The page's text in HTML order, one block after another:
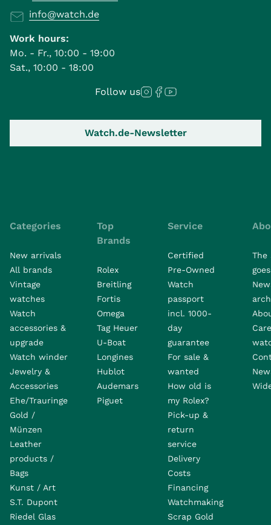
info@watch.de
Work hours:
Mo. - Fr., 10:00 - 19:00
Sat., 10:00 - 18:00
Follow us
Watch.de-Newsletter
Categories
New arrivals
All brands
Vintage
watches
Watch
accessories &
upgrade
Watch winder
Jewelry &
Accessories
Ehe/Trauringe
Gold /
Münzen
Leather
products /
Bags
Kunst / Art
S.T. Dupont
Riedel Glas
Top
Brands
Rolex
Breitling
Fortis
Omega
Tag Heuer
U-Boat
Longines
Hublot
Audemars
Piguet
Service
Certified
Pre-Owned
Watch
passport
incl. 1000-
day
guarantee
For sale &
wanted
How old is
my Rolex?
Pick-up &
return
service
Delivery
Costs
Financing
Watchmaking
Scrap Gold
The